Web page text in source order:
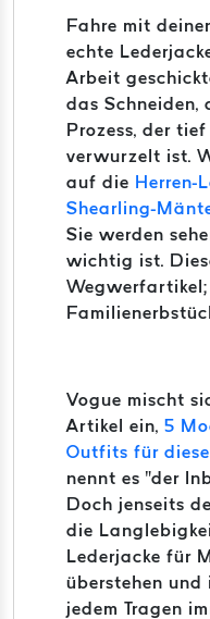
Fahre mit
echte
Arbeit
das Schneiden,
Prozess, der
verwurzelt ist.
auf die Herren-
Shearling-
Sie werden
wichtig ist.
Wegwerfartikel;
Vogue mischt
Artikel ein, 5
Outfits für
nennt es "der
Doch jenseits
die
Lederjacke für
überstehen
jedem Tragen